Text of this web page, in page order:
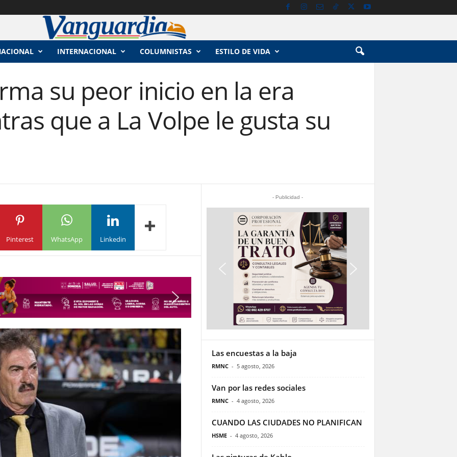
INTERNACIONAL COLUMNISTAS ESTILO DE VIDA
su peor inicio en la era
que a La Volpe le gusta su
Pinterest WhatsApp Linkedin
- Publicidad -
Las encuestas a la baja
RMNC - 5 agosto, 2026
Van por las redes sociales
RMNC - 4 agosto, 2026
CUANDO LAS CIUDADES NO PLANIFICAN
HSME - 4 agosto, 2026